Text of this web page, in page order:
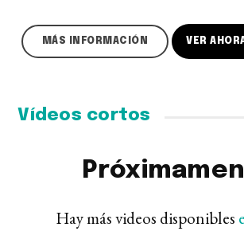
MÁS INFORMACIÓN VER
Vídeos cortos
Hay más videos disponibles